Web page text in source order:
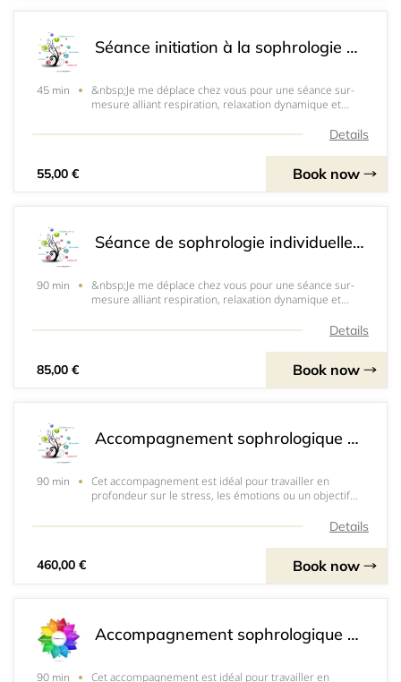
Séance initiation à la sophrologie 45min
45 min
&nbsp;Je me déplace chez vous pour une séance sur-
mesure alliant respiration, relaxation dynamique et
progressive installe détente et clarté mentale; vousDetails
55,00 € Book now
Séance de sophrologie individuelle - 90min (à domicile)
90 min
&nbsp;Je me déplace chez vous pour une séance sur-
mesure alliant respiration, relaxation dynamique et
nous définissons vos objectifs (stress, sommeil, douleur,
Details
85,00 € Book now
Accompagnement sophrologique – 6 séances (à domicile)
90 min
Cet accompagnement est idéal pour travailler en
profondeur sur le stress, les émotions ou un objectif
à mieux gérer le stress, les émotions et retrouver un
Details
460,00 € Book now
Accompagnement sophrologique – 6 séances (Visio)
90 min Cet accompagnement est idéal pour travailler en